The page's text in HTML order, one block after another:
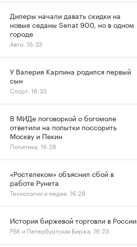
Дилеры начали давать скидки на
новые седаны Senat 900, но в одном
городе
Авто, 16:33
У Валерия Карпина родился первый
сын
Спорт, 16:33
В МИДе поговоркой о богомоле
ответили на попытки поссорить
Москву и Пекин
Политика, 16:28
«Ростелеком» объяснил сбой в
работе Рунета
Технологии и медиа, 16:28
История биржевой торговли в России
РБК и Петербургская Биржа, 16:23